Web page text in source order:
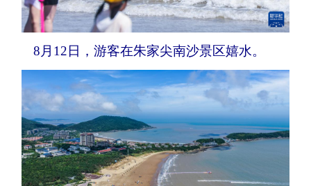
8月12日，游客在朱家尖南沙景区嬉水。